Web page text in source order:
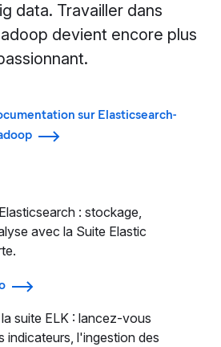
data. Travailler dans
devient encore plus
sur Elasticsearch-
: stockage,
avec la Suite Elastic
suite ELK : lancez-vous
indicateurs, l'ingestion des